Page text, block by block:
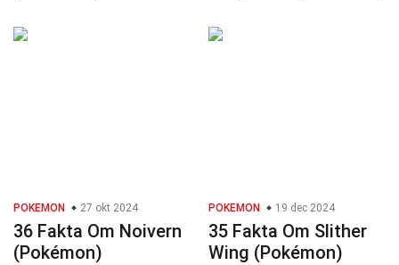
POKEMON 27 okt 2024
36 Fakta Om Noivern
(Pokémon)
POKEMON 19 dec 2024
35 Fakta Om Slither
Wing (Pokémon)